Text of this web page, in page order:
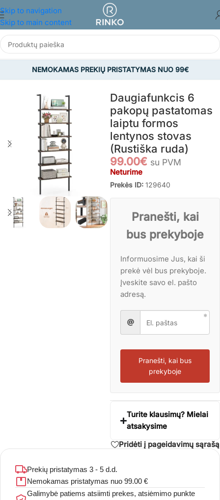
Skip to navigation
Skip to main content
NEMOKAMAS PREKIŲ PRISTATYMAS NUO 99€
BALDAI/Svetainės baldai/Spintelės/Lentynos
Daugiafunkcis 6
pakopų pastatomas
laiptu formos
lentynos stovas
(Rustiška ruda)
99.00€ su PVM
Neturime
Prekės ID: 129640
Pranešti, kai
bus prekyboje
Informuosime Jus, kai ši
prekė vėl bus prekyboje.
Įveskite savo el. pašto
adresą.
Pranešti, kai bus
prekyboje
Turite klausimų? Mielai
atsakysime
Pridėti į pageidavimų sąrašą
Prekių pristatymas 3 - 5 d.d.
Nemokamas pristatymas nuo 99.00 €
Galimybė patiems atsiimti prekes, atsiėmimo punkte